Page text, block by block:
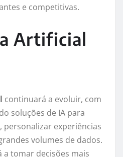
e competitivas.
Artificial
continuará a evoluir, com
soluções de IA para
experiências
volumes de dados.
a tomar decisões mais